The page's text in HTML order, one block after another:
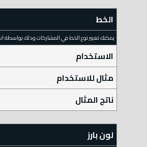
الخط
يمكنك تغيير نوع الخط في المشاركات وذلك بواسطة
الاستخدام
مثال للاستخدام
ناتج المثال
لون بارز